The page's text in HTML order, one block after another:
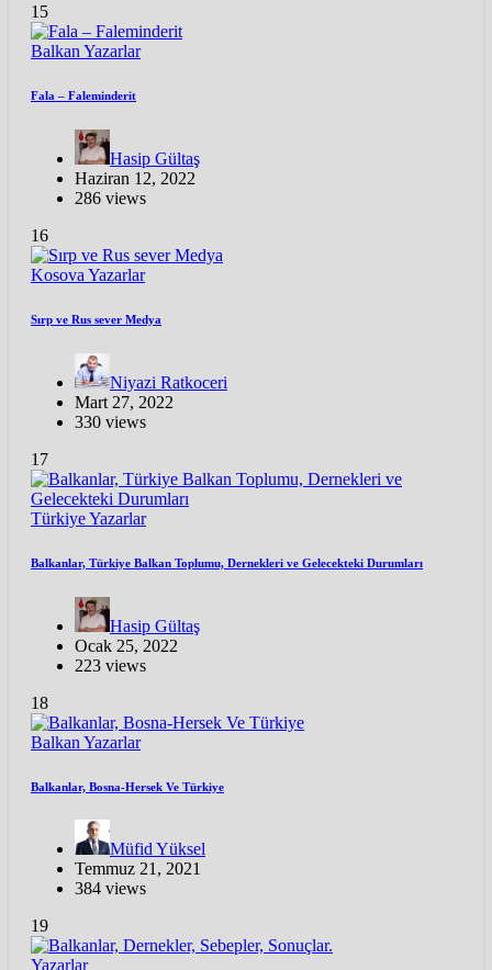
15
Balkan Yazarlar
Fala – Faleminderit
Hasip Gültaş
Haziran 12, 2022
286 views
16
Kosova Yazarlar
Sırp ve Rus sever Medya
Niyazi Ratkoceri
Mart 27, 2022
330 views
17
TürkiyeYazarlar
Balkanlar, Türkiye Balkan Toplumu, Dernekleri ve Gelecekteki Durumları
Hasip Gültaş
Ocak 25, 2022
223 views
18
Balkan Yazarlar
Balkanlar, Bosna-Hersek Ve Türkiye
Müfid Yüksel
Temmuz 21, 2021
384 views
19
Yazarlar